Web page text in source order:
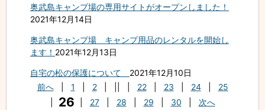
奥武島キャンプ場の専用サイトがオープンしました！
2021年12月14日
奥武島キャンプ場 キャンプ用品のレンタルを開始し
ます！ 2021年12月13日
自宅の松の保護について 2021年12月10日
前へ
1 2 22 23 24
25
26 27 28 29 30 次へ